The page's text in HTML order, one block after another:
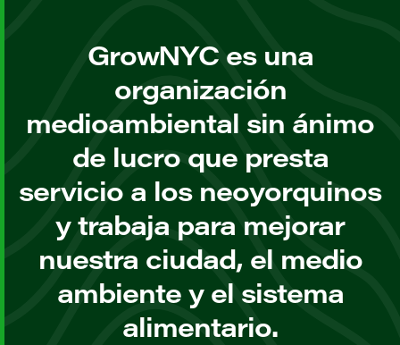
GrowNYC es una
organización
medioambiental sin ánimo
de lucro que presta
servicio a los neoyorquinos
y trabaja para mejorar
nuestra ciudad, el medio
ambiente y el sistema
alimentario.